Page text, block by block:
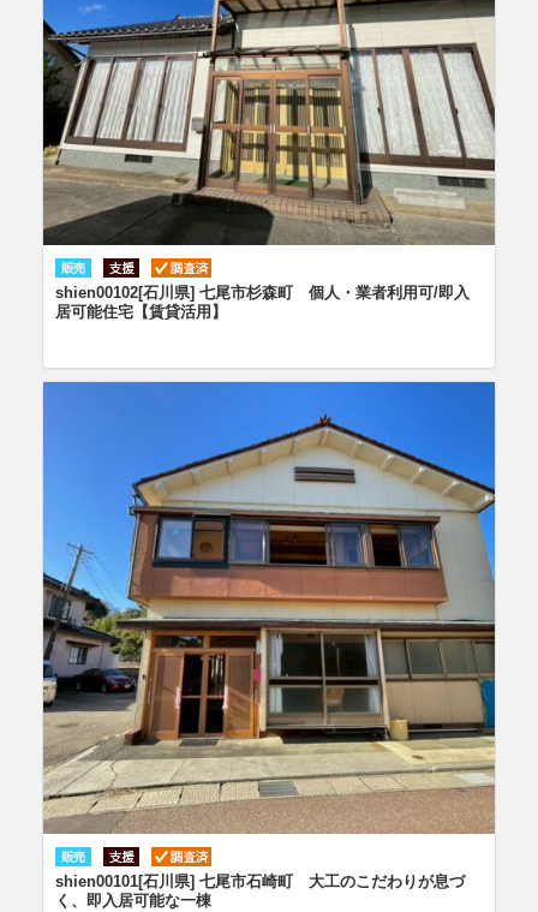
shien00102[石川県] 七尾市杉森町 個人・業者利用可/即入
居可能住宅【賃貸活用】
shien00101[石川県] 七尾市石崎町 大工のこだわりが息づ
く、即入居可能な一棟